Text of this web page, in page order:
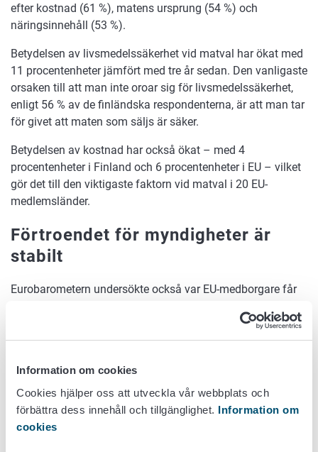
Information om cookies
Cookies hjälper oss att utveckla vår webbplats och
förbättra dess innehåll och tillgänglighet. Information om
cookies
efter kostnad (61 %), matens ursprung (54 %) och
näringsinnehåll (53 %).
Betydelsen av livsmedelssäkerhet vid matval har ökat med
11 procentenheter jämfört med tre år sedan. Den vanligaste
orsaken till att man inte oroar sig för livsmedelssäkerhet,
enligt 56 % av de finländska respondenterna, är att man tar
för givet att maten som säljs är säker.
Betydelsen av kostnad har också ökat – med 4
procentenheter i Finland och 6 procentenheter i EU – vilket
gör det till den viktigaste faktorn vid matval i 20 EU-
medlemsländer.
Förtroendet för myndigheter är
stabilt
Eurobarometern undersökte också var EU-medborgare får
har det högsta förtroendet för nationella myndigheter (95
%) som informationskälla om livsmedelsrisker. I Finland är
tryckta och digitala. Därefter kommer sökmotorer på
internet (45 %) och tv (44 %).
Enligt undersökningen är 91 % av de finländska